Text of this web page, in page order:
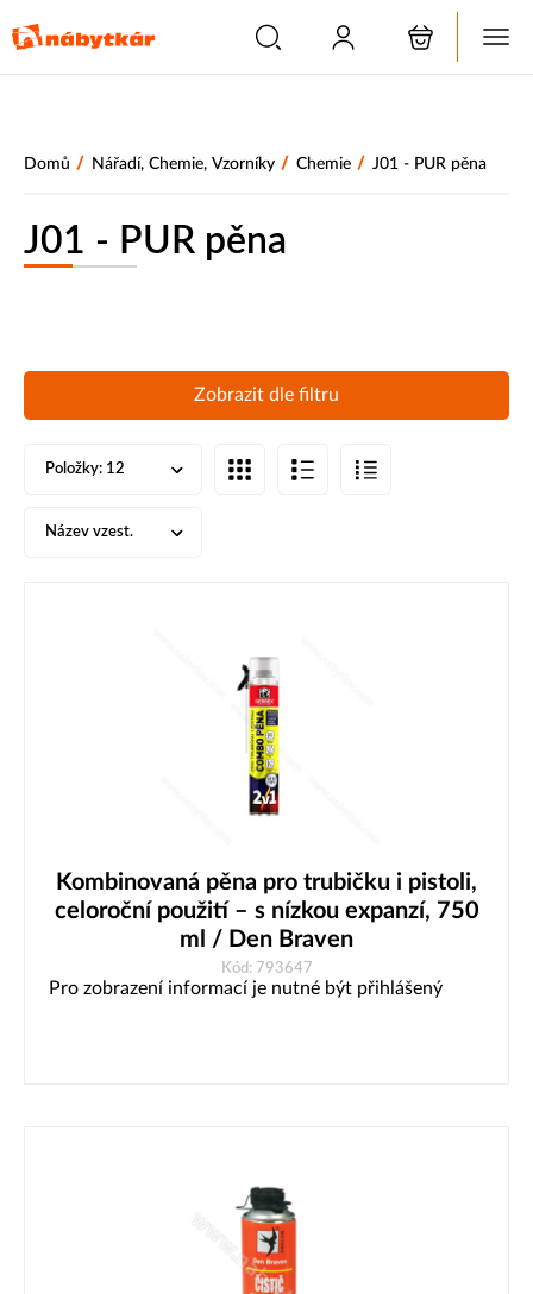
Domů / Nářadí, Chemie, Vzorníky / Chemie / J01 - PUR pěna
J01 - PUR pěna
Zobrazit dle filtru
Položky: 12
Název vzest.
Kombinovaná pěna pro trubičku i pistoli,
celoroční použití – s nízkou expanzí, 750
ml / Den Braven
Kód: 793647
Pro zobrazení informací je nutné být přihlášený